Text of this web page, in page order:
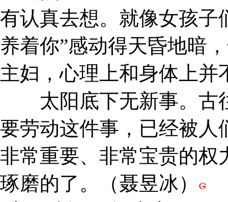
有认真去想。就像女孩子
养着你”感动得天昏地暗
主妇，心理上和身体上并
太阳底下无新事。古
要劳动这件事，已经被人
非常重要、非常宝贵的权
琢磨的了。（聂昱冰）